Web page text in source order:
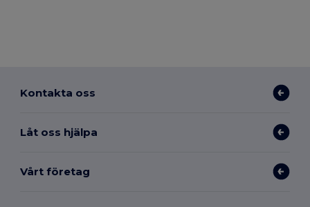
Kontakta oss
Låt oss hjälpa
Vårt företag